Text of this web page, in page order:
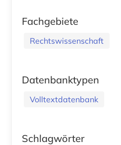
Fachgebiete
Rechtswissenschaft
Datenbanktypen
Volltextdatenbank
Schlagwörter